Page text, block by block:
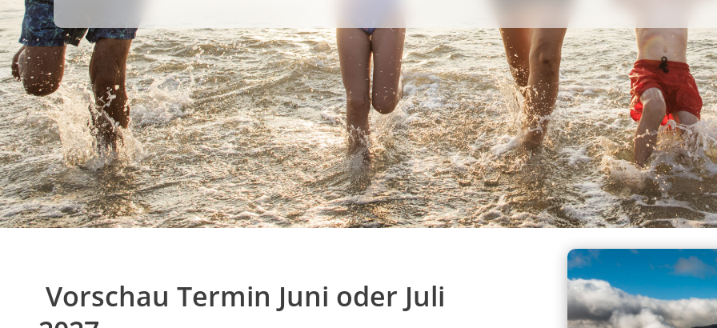
Vorschau Termin Juni oder Juli